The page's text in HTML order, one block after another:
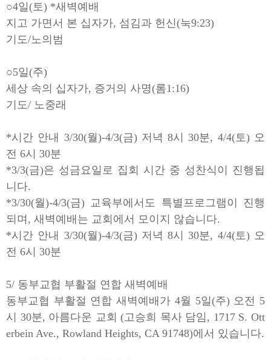
○4일(토) *새벽예배
지고 가면서 본 십자가, 섬김과 헌신(눅9:23)
기도/노의범
○5일(주)
세상 속의 십자가, 증거의 사명(롬1:16)
기도/ 노중래
*시간 안내 3/30(월)-4/3(금) 저녁 8시 30분, 4/4(토) 오
전 6시 30분
*3/3(금)은 성금요일로 집회 시간 중 성찬식이 진행됩
니다.
*3/30(월)-4/3(금) 교육부에서도 특별프로그램이 진행
되며, 새벽예배는 교회에서 모이지 않습니다.
*시간 안내 3/30(월)-4/3(금) 저녁 8시 30분, 4/4(토) 오
전 6시 30분
5/ 동부교협 부활절 연합 새벽예배
동부교협 부활절 연합 새벽예배가 4월 5일(주) 오전 5
시 30분, 아름다운 교회 (고승희 목사 담임, 1717 S. Ott
erbein Ave., Rowland Heights, CA 91748)에서 있습니다.